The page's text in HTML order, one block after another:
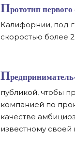
Прототип
Калифорнии, под
скоростью более
П
публикой, чтобы
компанией по
качестве
известному